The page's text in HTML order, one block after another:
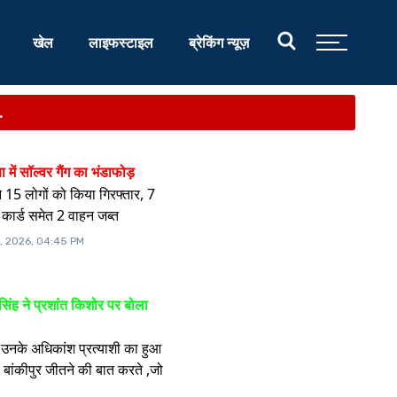
खेल लाइफस्टाइल ब्रेकिंग न्यूज़
में सॉल्वर गैंग का भंडाफोड़
लोगों को किया गिरफ्तार, 7
समेत 2 वाहन जब्त
2026, 04:45 PM
ने प्रशांत किशोर पर बोला
अधिकांश प्रत्याशी का हुआ
जीतने की बात करते ,जो